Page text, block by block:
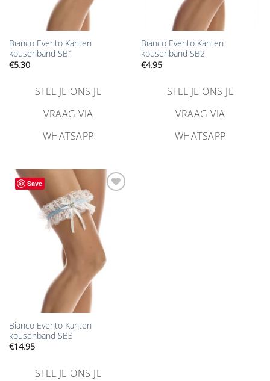
Bianco Evento Kanten
kousenband SB1
€5.30
STEL JE ONS JE
VRAAG VIA
WHATSAPP
Bianco Evento Kanten
kousenband SB2
€4.95
STEL JE ONS JE
VRAAG VIA
WHATSAPP
Save
Aan
verlanglijst
toevoegen
Bianco Evento Kanten
kousenband SB3
€14.95
STEL JE ONS JE